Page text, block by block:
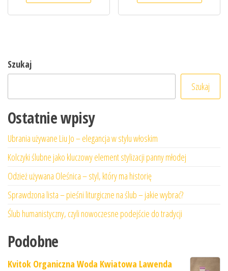
Szukaj
Szukaj
Ostatnie wpisy
Ubrania używane Liu Jo – elegancja w stylu włoskim
Kolczyki ślubne jako kluczowy element stylizacji panny młodej
Odzież używana Oleśnica – styl, który ma historię
Sprawdzona lista – pieśni liturgiczne na ślub – jakie wybrać?
Ślub humanistyczny, czyli nowoczesne podejście do tradycji
Podobne
Kvitok Organiczna Woda Kwiatowa Lawenda